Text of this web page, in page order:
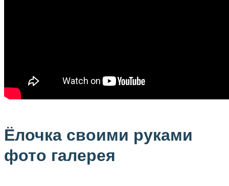
Ёлочка своими руками
фото галерея